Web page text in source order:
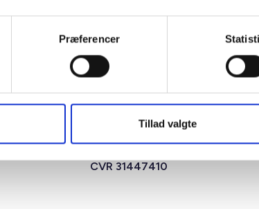
Præferencer
Tillad valgte
T +45 33 76 20 00
CVR 31447410